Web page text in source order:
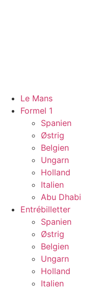
Le Mans
Formel 1
Spanien
Østrig
Belgien
Ungarn
Holland
Italien
Abu Dhabi
Entrébilletter
Spanien
Østrig
Belgien
Ungarn
Holland
Italien